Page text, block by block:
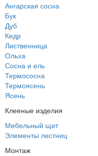
Ангарская сосна
Бук
Дуб
Кедр
Лиственница
Ольха
Сосна и ель
Термососна
Термоясень
Ясень
Клееные изделия
Мебельный щит
Элементы лестниц
Монтаж